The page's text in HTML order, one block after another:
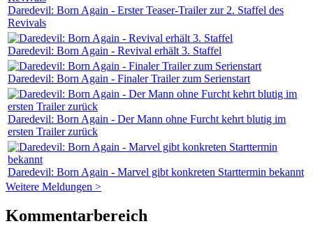
Daredevil: Born Again - Erster Teaser-Trailer zur 2. Staffel des
Revivals
Daredevil: Born Again - Revival erhält 3. Staffel
Daredevil: Born Again - Finaler Trailer zum Serienstart
Daredevil: Born Again - Der Mann ohne Furcht kehrt blutig im
ersten Trailer zurück
Daredevil: Born Again - Marvel gibt konkreten Starttermin bekannt
Weitere Meldungen >
Kommentarbereich